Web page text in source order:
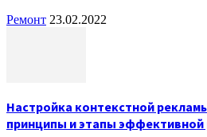
Ремонт 23.02.2022
Настройка контекстной
принципы и этапы